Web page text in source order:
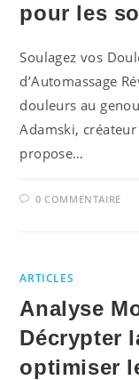
pour les
Soulagez vos
d’Automassage
douleurs au
Adamski,
propose…
0 COMMENTAIRE
ARTICLES
Analyse
Décrypter
optimiser